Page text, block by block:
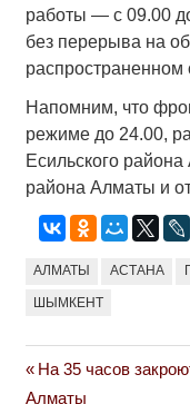
работы — с 09.00
без перерыва на
Напомним, что
режиме до 24.00,
Есильского
района Алматы и
АЛМАТЫ АСТАНА
ШЫМКЕНТ
Навигация
Previous
Post:
На 35 часов
Алматы